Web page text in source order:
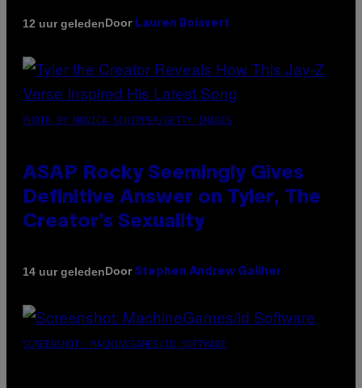
12 uur geledenDoor Lauren Boisvert
PHOTO BY MONICA SCHIPPER/GETTY IMAGES
ASAP Rocky Seemingly Gives
Definitive Answer on Tyler, The
Creator’s Sexuality
14 uur geledenDoor Stephen Andrew Galiher
SCREENSHOT: MACHINEGAMES/ID SOFTWARE